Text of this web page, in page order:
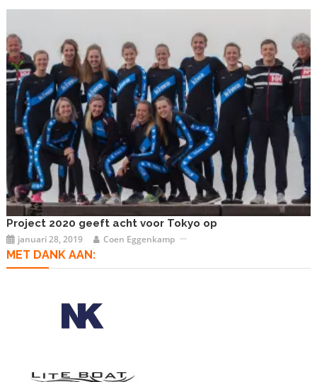
Project 2020 geeft acht voor Tokyo op
januari 28, 2019 Coen Eggenkamp
MET DANK AAN: